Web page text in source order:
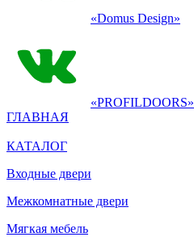
«Domus Design»
«PROFILDOORS»
ГЛАВНАЯ
КАТАЛОГ
Входные двери
Межкомнатные двери
Мягкая мебель